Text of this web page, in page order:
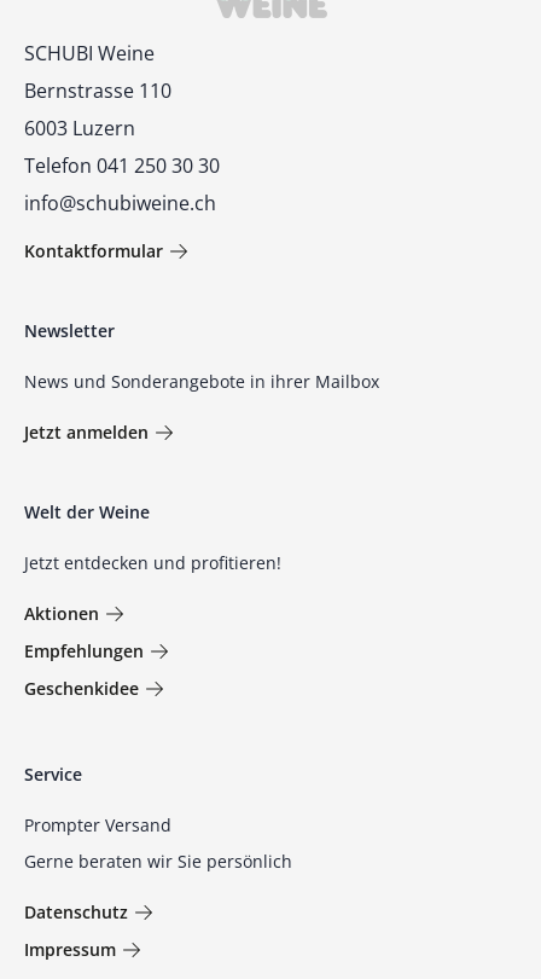
Kontakt
SCHUBI Weine
Bernstrasse 110
6003 Luzern
Telefon 041 250 30 30
info@schubiweine.ch
Kontaktformular
Newsletter
News und Sonderangebote in ihrer Mailbox
Jetzt anmelden
Welt der Weine
Jetzt entdecken und profitieren!
Aktionen
Empfehlungen
Geschenkidee
Service
Prompter Versand
Gerne beraten wir Sie persönlich
Datenschutz
Impressum